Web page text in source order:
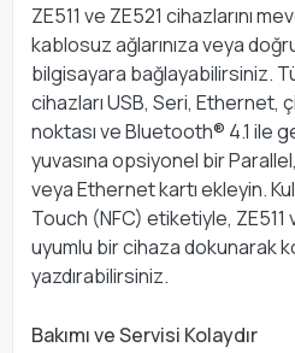
ZE511 ve ZE521 cihazlarını
kablosuz ağlarınıza veya
bilgisayara bağlayabilirsiniz.
cihazları USB, Seri, Ethernet,
noktası ve Bluetooth® 4.1 ile
yuvasına opsiyonel bir
veya Ethernet kartı ekleyin.
Touch (NFC) etiketiyle, ZE511
uyumlu bir cihaza dokunarak
yazdırabilirsiniz.
Bakımı ve Servisi Kolaydır